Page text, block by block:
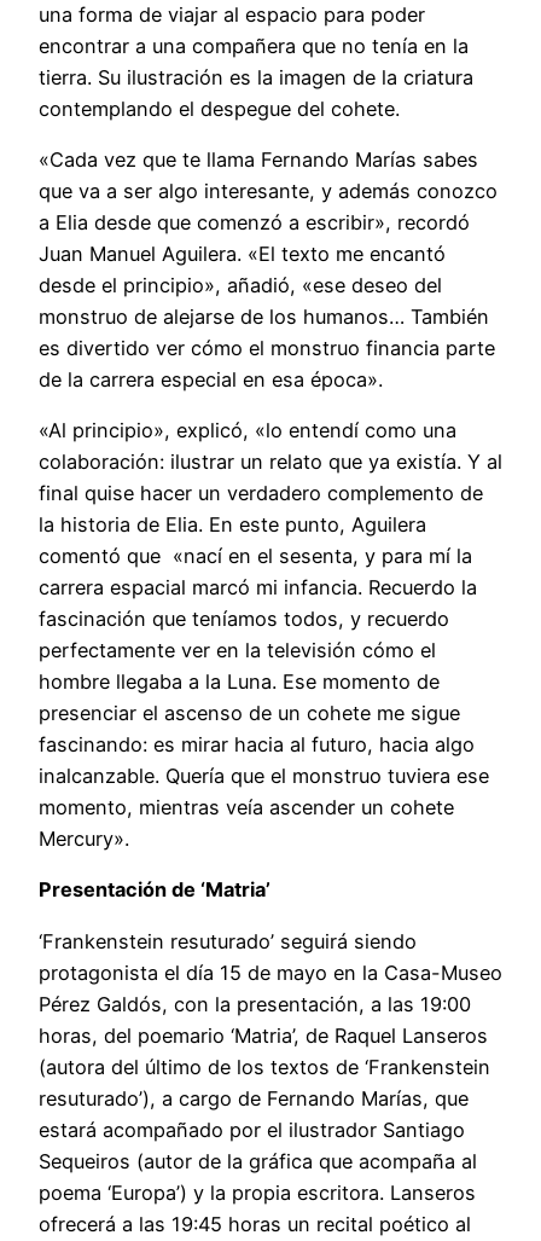
una forma de viajar al espacio para poder
encontrar a una compañera que no tenía en la
tierra. Su ilustración es la imagen de la criatura
contemplando el despegue del cohete.
«Cada vez que te llama Fernando Marías sabes
que va a ser algo interesante, y además conozco
a Elia desde que comenzó a escribir», recordó
Juan Manuel Aguilera. «El texto me encantó
desde el principio», añadió, «ese deseo del
monstruo de alejarse de los humanos… También
es divertido ver cómo el monstruo financia parte
de la carrera especial en esa época».
«Al principio», explicó, «lo entendí como una
colaboración: ilustrar un relato que ya existía. Y al
final quise hacer un verdadero complemento de
la historia de Elia. En este punto, Aguilera
comentó que «nací en el sesenta, y para mí la
carrera espacial marcó mi infancia. Recuerdo la
fascinación que teníamos todos, y recuerdo
perfectamente ver en la televisión cómo el
hombre llegaba a la Luna. Ese momento de
presenciar el ascenso de un cohete me sigue
fascinando: es mirar hacia al futuro, hacia algo
inalcanzable. Quería que el monstruo tuviera ese
momento, mientras veía ascender un cohete
Mercury».
Presentación de ‘Matria’
‘Frankenstein resuturado’ seguirá siendo
protagonista el día 15 de mayo en la Casa-Museo
Pérez Galdós, con la presentación, a las 19:00
horas, del poemario ‘Matria’, de Raquel Lanseros
(autora del último de los textos de ‘Frankenstein
resuturado’), a cargo de Fernando Marías, que
estará acompañado por el ilustrador Santiago
Sequeiros (autor de la gráfica que acompaña al
poema ‘Europa’) y la propia escritora. Lanseros
ofrecerá a las 19:45 horas un recital poético al